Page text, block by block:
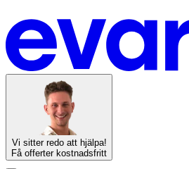
Vi sitter redo att hjälpa!
Få offerter kostnadsfritt